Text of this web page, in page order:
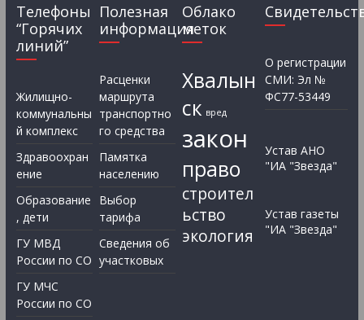
Телефоны
“Горячих
линий”
Жилищно-
коммунальны
й комплекс
Здравоохран
ение
Образование
, дети
ГУ МВД
России по СО
ГУ МЧС
России по СО
Полезная
информация
Расценки
маршрута
транспортно
го средства
Памятка
населению
Выбор
тарифа
Сведения об
участковых
Облако
меток
Хвалын
ск вред
закон
право
строител
ьство
экология
О регистрации
СМИ: Эл №
ФС77-53449
Устав АНО
"ИА "Звезда"
Устав газеты
"ИА "Звезда"